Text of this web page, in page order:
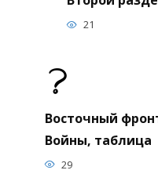
21
Восточный
Войны, таблица
29